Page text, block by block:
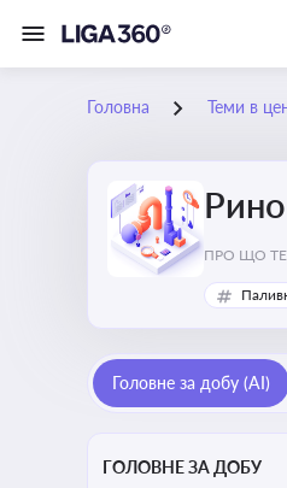
Головна Теми в
ПРО ЩО
Головне за добу (AI)
ГОЛОВНЕ ЗА ДОБУ